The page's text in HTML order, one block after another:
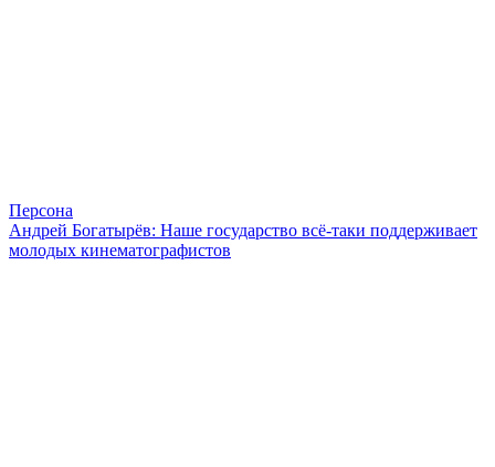
Персона
Андрей Богатырёв: Наше государство всё-таки поддерживает
молодых кинематографистов